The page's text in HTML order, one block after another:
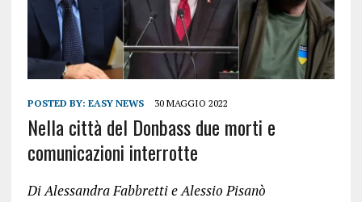
POSTED BY: EASY NEWS 30 MAGGIO 2022
Nella città del Donbass due morti e
comunicazioni interrotte
Di Alessandra Fabbretti e Alessio Pisanò